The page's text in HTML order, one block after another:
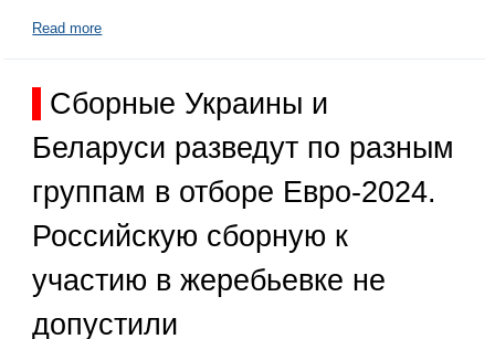
Read more
Сборные Украины и
Беларуси разведут по разным
группам в отборе Евро-2024.
Российскую сборную к
участию в жеребьевке не
допустили